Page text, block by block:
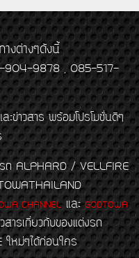
งต่างๆดังนี้
904-9878 , 085-517-
ะข่าวสาร พร้อมโปรโมชั่นดีๆ
ถ ALPHARD / VELLFIRE
CHANNELและGODTOWA
สารเกี่ยวกับของแต่งรถ
ใหม่ๆได้ก่อนใคร